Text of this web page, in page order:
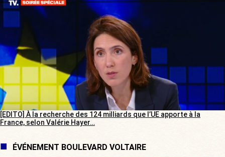
[EDITO] À la recherche des 124 milliards que l’UE apporte à la
France, selon Valérie Hayer…
ÉVÉNEMENT BOULEVARD VOLTAIRE